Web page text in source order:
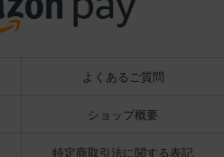
よくあるご質問
ショップ概要
特定商取引法に関する表記